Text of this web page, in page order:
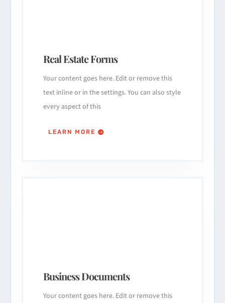
Real Estate Forms
Your content goes here. Edit or remove this
text inline or in the settings. You can also style
every aspect of this
LEARN MORE
Business Documents
Your content goes here. Edit or remove this